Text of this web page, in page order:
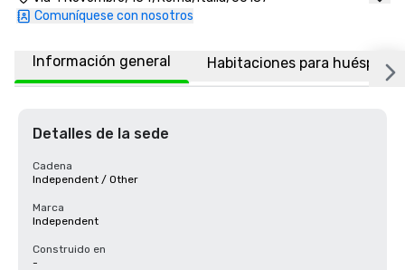
Comuníquese con nosotros
Información general Habitaciones para
Detalles de la sede
Cadena
Independent / Other
Marca
Independent
Construido en
-